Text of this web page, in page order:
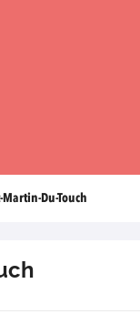
Martin-Du-Touch